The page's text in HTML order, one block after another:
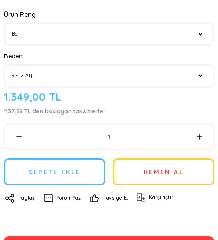
Ürün Rengi
Beden
1.349,00 TL
*137,38 TL den başlayan taksitlerle!
SEPETE EKLE HEMEN AL
Paylaş Yorum Yaz Tavsiye Et Karşılaştır